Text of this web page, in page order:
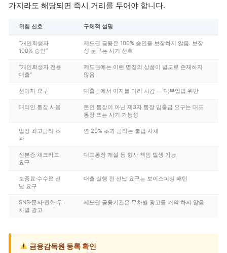
가지라도 해당되면 즉시 거리를 두어야 합니다.
위험 신호 구체적 설명
“개인회생자
100% 승인”
제도권 금융은 100% 승인을 보장하지 않음. 보장
성 문구는 사기 신호
“개인회생자 전용
대출”
제도권에는 이런 명칭의 상품이 별도로 존재하지
않음
선이자 요구 대출금에서 이자를 미리 차감 — 대부업법 위반
대리인 통장 사용
본인 통장이 아닌 제3자 통장 입출금 요구는 대포
통장 또는 사기 가능성
법정 최고금리 초
과
연 20% 초과 금리는 불법 사채
신분증·체크카드
요구
대포통장 개설 등 형사 책임 발생 가능
보증료·수수료 선
납 요구
대출 실행 전 선납 요구는 보이스피싱 패턴
SNS·문자·전화 무
차별 광고
제도권 금융기관은 무차별 광고를 거의 하지 않음
금융감독원 등록 확인